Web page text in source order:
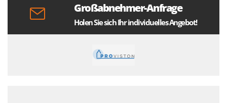
Großabnehmer-Anfrage
Holen Sie sich Ihr individuelles Angebot!